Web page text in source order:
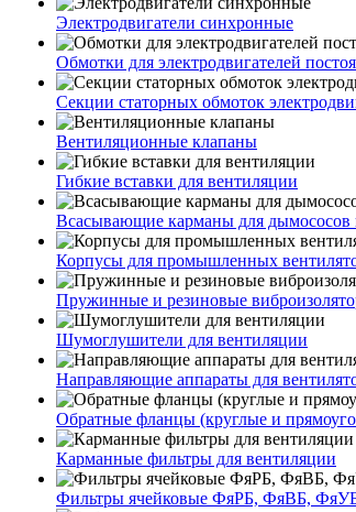
Электродвигатели синхронные
Обмотки для электродвигателей
Секции статорных обмоток
Вентиляционные клапаны
Гибкие вставки для вентиляции
Всасывающие карманы для дымососов
Корпусы для промышленных
Пружинные и резиновые
Шумоглушители для вентиляции
Направляющие аппараты для
Обратные фланцы (круглые и
Карманные фильтры для вентиляции
Фильтры ячейковые ФяРБ, ФяВБ,